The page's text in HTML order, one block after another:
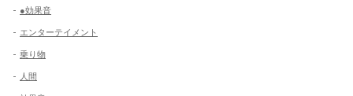
●効果音
エンターテイメント
乗り物
人間